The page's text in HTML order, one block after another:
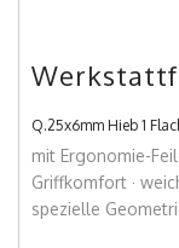
Q.25x6mm Hieb 1
mit Ergonomie-
Griffkomfort ·
spezielle